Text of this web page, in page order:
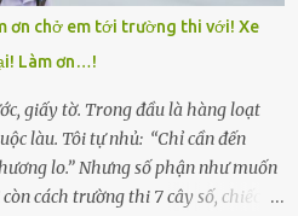
tụi nhỏ sau này như hoa mai nở
mấy cũng cần đất màu, mà nhà
Năm đó, Trí đỗ Đại học Bách
ơn chở em tới trường thi với! Xe
Làm ơn…!
giấy tờ. Trong đầu là hàng loạt
làu. Tôi tự nhủ: “Chỉ cần đến
lo.” Nhưng số phận như muốn
cách trường thi 7 cây số, chiếc xe